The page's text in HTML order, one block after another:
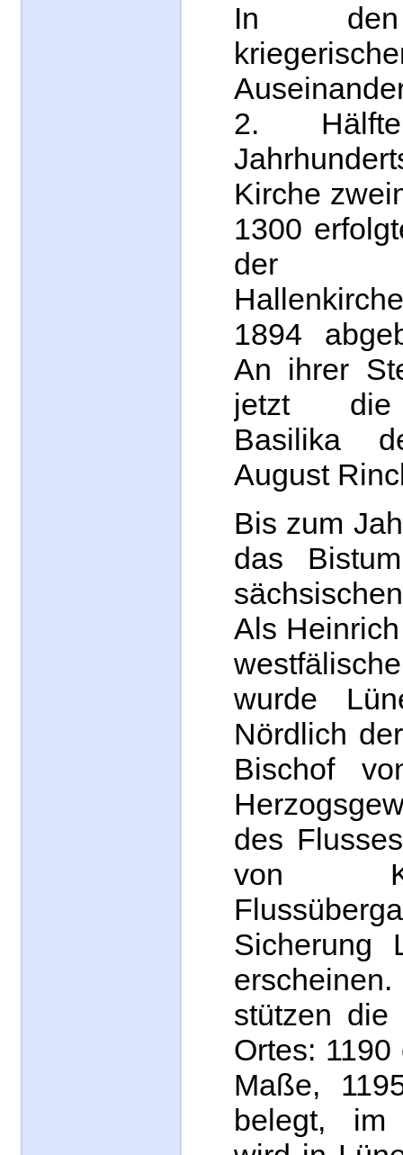
In den
2.
Kirche
1300
der
1894
An ihrer
jetzt die
Basilika
August
Bis zum
das
Als
wurde
Nördlich
Bischof
des
von
Sicherung
stützen die
Ortes:
Maße,
belegt, im